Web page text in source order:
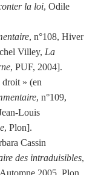
la loi, Odile
, n°108, Hiver
Villey, La
, PUF, 2004].
droit » (en
, n°109,
Louis
, Plon].
Cassin
des intraduisibles,
2005, Plon,